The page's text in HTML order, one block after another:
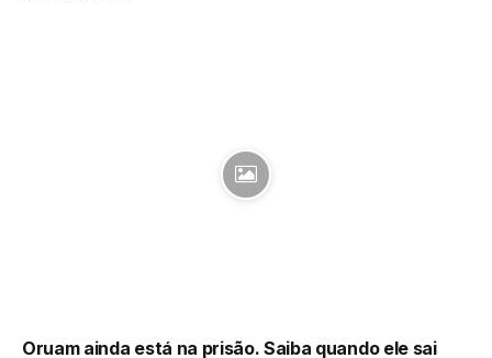
Oruam ainda está na prisão. Saiba quando ele sai